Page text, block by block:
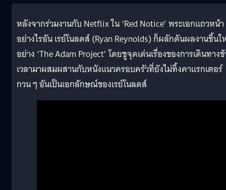
หลังจากร่วมงานกับ Netflix ใน ‘Red Notice’ พระเอกแถวหน้า
อย่างไรอัน เรย์โนลดส์ (Ryan Reynolds) ก็ผลักดันผลงานชิ้น
อย่าง ‘The Adam Project’ โดยชูจุดเด่นเรื่องของการเดินทาง
เวลามาผสมผสานกับหนังแนวครอบครัวที่ยังไม่ทิ้งคาแรกเตอร์
กวน ๆ อันเป็นเอกลักษณ์ของเรย์โนลดส์